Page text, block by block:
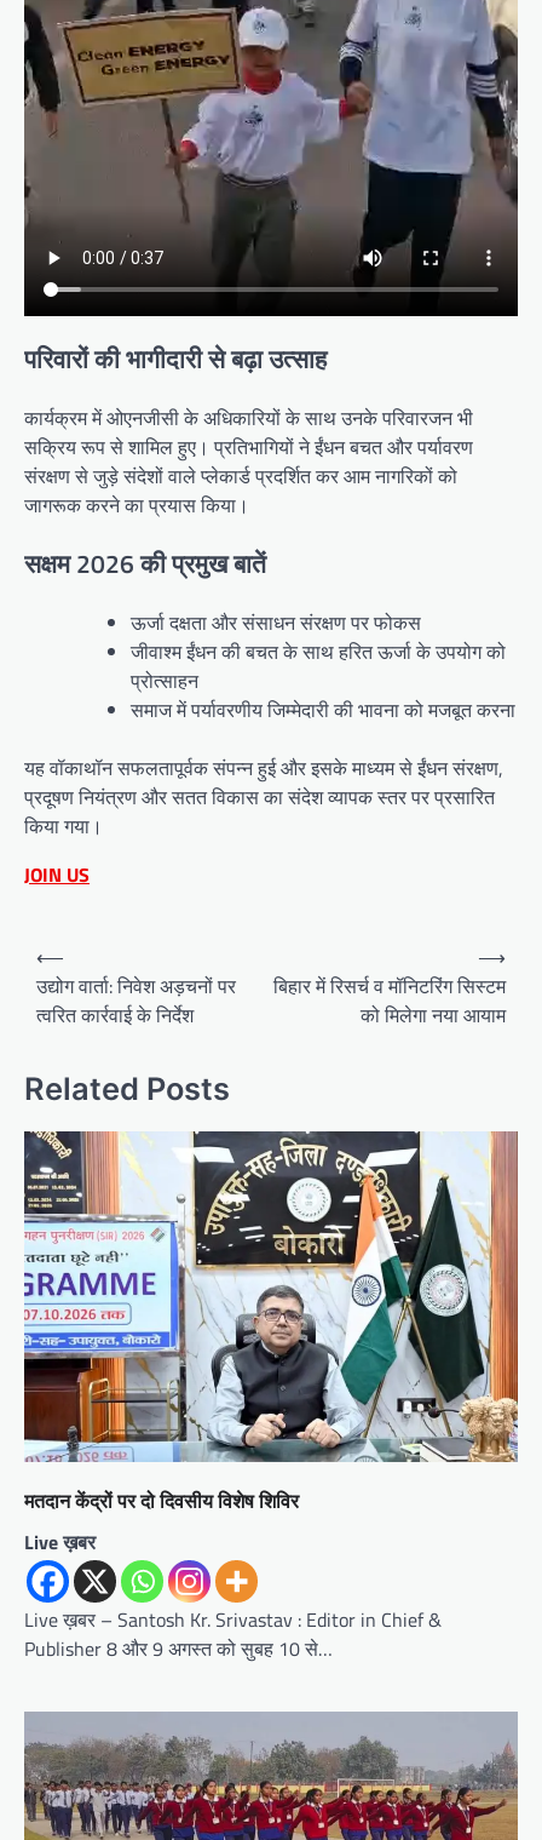
परिवारों की भागीदारी से बढ़ा उत्साह
कार्यक्रम में ओएनजीसी के अधिकारियों के साथ उनके परिवारजन भी
सक्रिय रूप से शामिल हुए। प्रतिभागियों ने ईंधन बचत और पर्यावरण
संरक्षण से जुड़े संदेशों वाले प्लेकार्ड प्रदर्शित कर आम नागरिकों को
जागरूक करने का प्रयास किया।
सक्षम 2026 की प्रमुख बातें
ऊर्जा दक्षता और संसाधन संरक्षण पर फोकस
जीवाश्म ईंधन की बचत के साथ हरित ऊर्जा के उपयोग को
प्रोत्साहन
समाज में पर्यावरणीय जिम्मेदारी की भावना को मजबूत करना
यह वॉकाथॉन सफलतापूर्वक संपन्न हुई और इसके माध्यम से ईंधन संरक्षण,
प्रदूषण नियंत्रण और सतत विकास का संदेश व्यापक स्तर पर प्रसारित
किया गया।
JOIN US
Post
navigation
⟵
उद्योग वार्ता: निवेश अड़चनों पर
त्वरित कार्रवाई के निर्देश
बिहार में रिसर्च व मॉनिटरिंग सिस्टम
को मिलेगा नया आयाम
⟶
Related Posts
मतदान केंद्रों पर दो दिवसीय विशेष शिविर
Live ख़बर
Live ख़बर – Santosh Kr. Srivastav : Editor in Chief &
Publisher 8 और 9 अगस्त को सुबह 10 से…